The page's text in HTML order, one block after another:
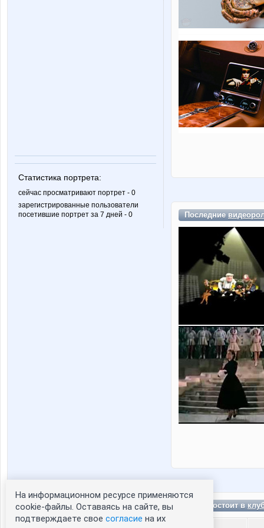
Статистика портрета:
сейчас просматривают портрет - 0
зарегистрированные пользователи
посетившие портрет за 7 дней - 0
Последние
sn00p состоит в
На информационном ресурсе применяются
cookie-файлы. Оставаясь на сайте, вы
подтверждаете свое согласие на их